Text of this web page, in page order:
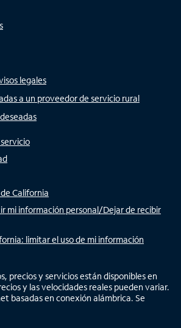
legales
a un proveedor de servicio rural
California
mi información personal/Dejar de recibir
limitar el uso de mi información
precios y servicios están disponibles en
y las velocidades reales pueden variar.
basadas en conexión alámbrica. Se